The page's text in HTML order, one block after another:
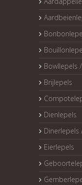
Bowllepels
Brijlepels
Dienlepels
Dinerlepels
Eierlepels